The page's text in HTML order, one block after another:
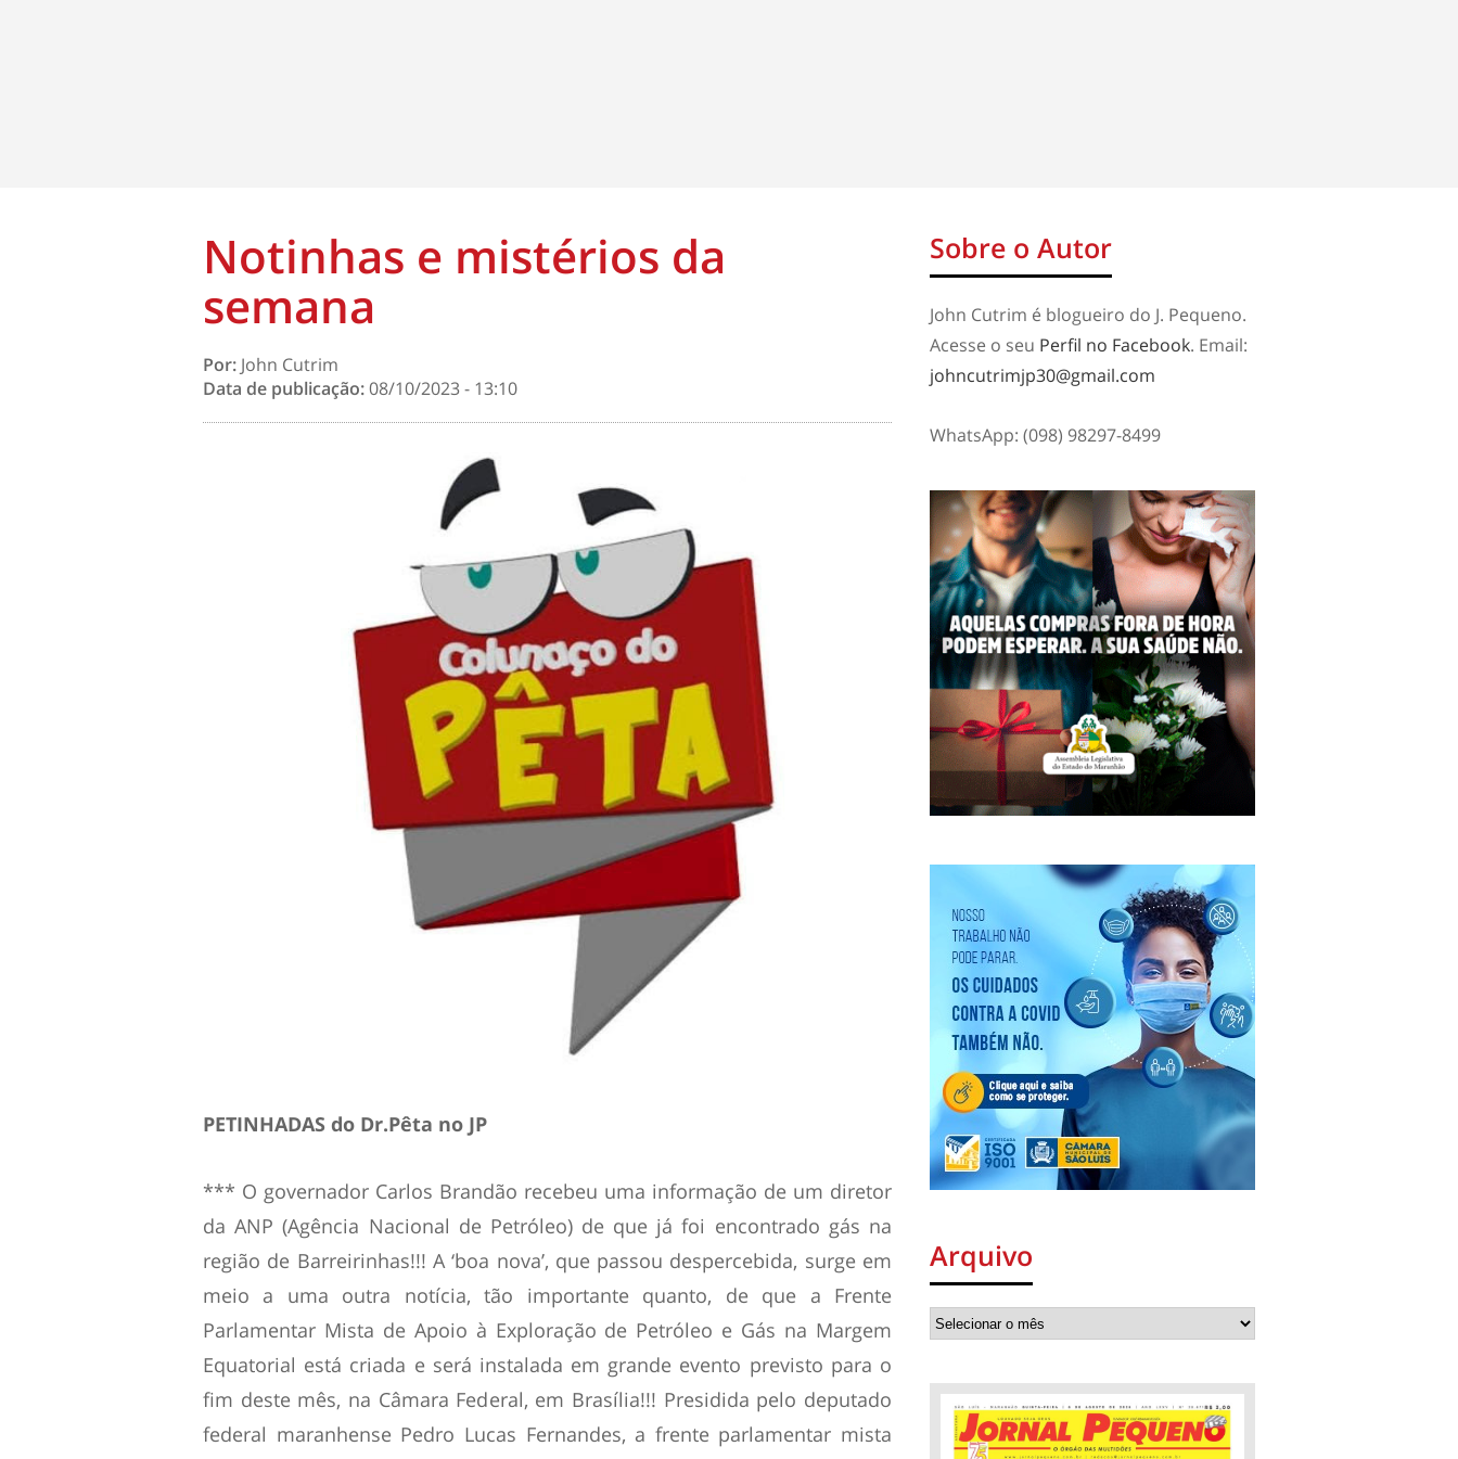
Notinhas e mistérios da
semana
Por: John Cutrim
Data de publicação:08/10/2023 - 13:10
PETINHADAS do Dr.Pêta no JP
*** O governador Carlos Brandão recebeu uma informação de um diretor
da ANP (Agência Nacional de Petróleo) de que já foi encontrado gás na
região de Barreirinhas!!! A ‘boa nova’, que passou despercebida, surge em
meio a uma outra notícia, tão importante quanto, de que a Frente
Parlamentar Mista de Apoio à Exploração de Petróleo e Gás na Margem
Equatorial está criada e será instalada em grande evento previsto para o
fim deste mês, na Câmara Federal, em Brasília!!! Presidida pelo deputado
federal maranhense Pedro Lucas Fernandes, a frente parlamentar mista
Sobre o Autor
John Cutrim é blogueiro do J. Pequeno.
Acesse o seu Perfil no Facebook. Email:
johncutrimjp30@gmail.com
WhatsApp: (098) 98297-8499
Arquivo